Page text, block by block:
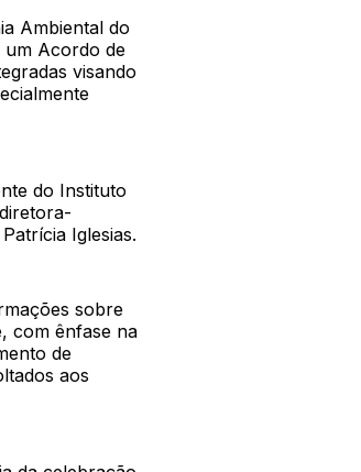
Ambiental do
um Acordo de
visando
do Instituto
Iglesias.
sobre
com ênfase na
de
aos